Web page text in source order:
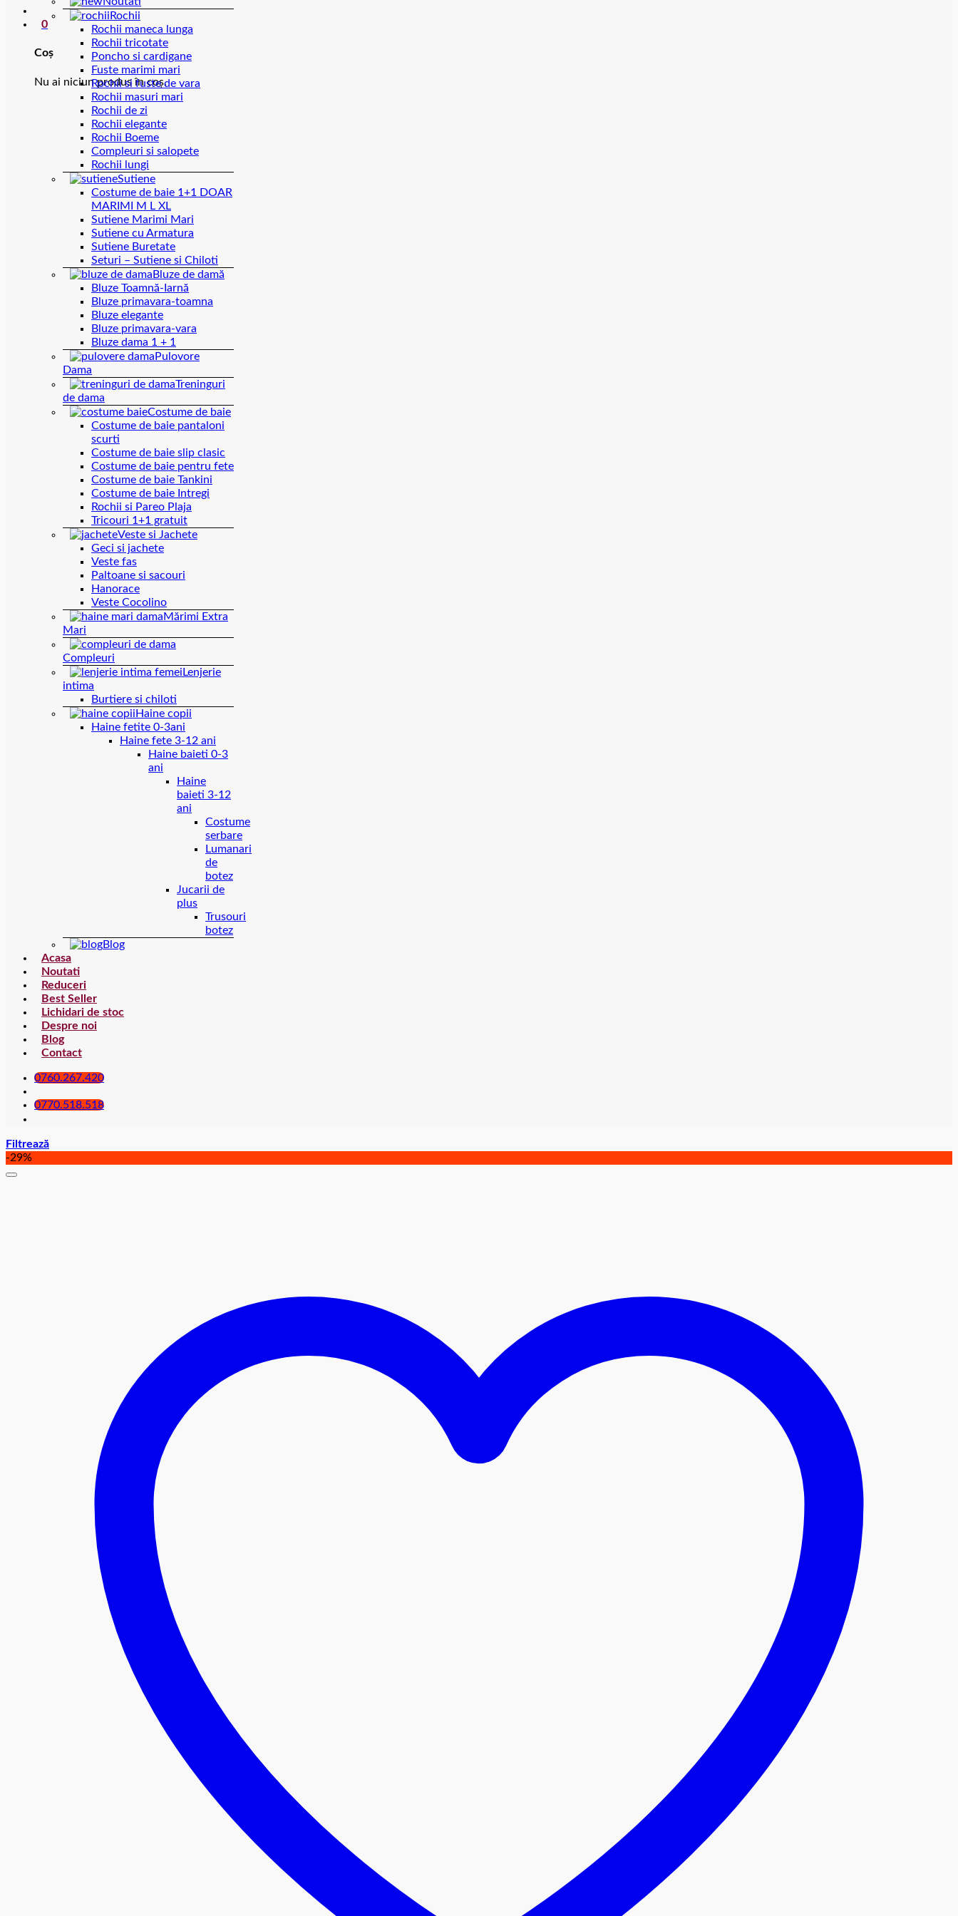
0
Coș
Nu ai niciun produs în coș.
Rochii
Rochii maneca lunga
Rochii tricotate
Poncho si cardigane
Fuste marimi mari
Rochii si fuste de vara
Rochii masuri mari
Rochii de zi
Rochii elegante
Rochii Boeme
Compleuri si salopete
Rochii lungi
Sutiene
Costume de baie 1+1 DOAR
MARIMI M L XL
Sutiene Marimi Mari
Sutiene cu Armatura
Sutiene Buretate
Seturi – Sutiene si Chiloti
Bluze de damă
Bluze Toamnă-Iarnă
Bluze primavara-toamna
Bluze elegante
Bluze primavara-vara
Bluze dama 1 + 1
Pulovore
Dama
Treninguri
de dama
Costume de baie
Costume de baie pantaloni
scurti
Costume de baie slip clasic
Costume de baie pentru fete
Costume de baie Tankini
Costume de baie Intregi
Rochii si Pareo Plaja
Tricouri 1+1 gratuit
Veste si Jachete
Geci si jachete
Veste fas
Paltoane si sacouri
Hanorace
Veste Cocolino
Mărimi Extra
Mari
Compleuri
Lenjerie
intima
Burtiere si chiloti
Haine copii
Haine fetite 0-3ani
Haine fete 3-12 ani
Haine baieti 0-3
ani
Haine
baieti 3-12
ani
Costume
serbare
Lumanari
de
botez
Jucarii de
plus
Trusouri
botez
Blog
Acasa
Noutati
Reduceri
Best Seller
Lichidari de stoc
Despre noi
Blog
Contact
0760.267.420
0770.518.518
Filtrează
-29%